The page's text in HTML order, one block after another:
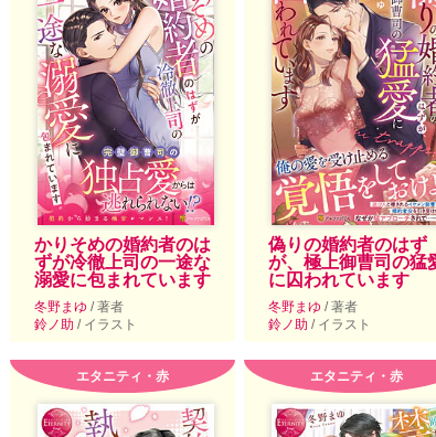
かりそめの婚約者のは
ずが冷徹上司の一途な
溺愛に包まれています
冬野まゆ / 著者
鈴ノ助 / イラスト
偽りの婚約者のはず
が、極上御曹司の猛
に囚われています
冬野まゆ / 著者
鈴ノ助 / イラスト
エタニティ・赤 エタニティ・赤